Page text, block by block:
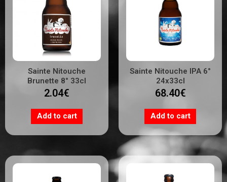
Sainte Nitouche
Brunette 8° 33cl
2.04€
Add to cart
Sainte Nitouche IPA 6°
24x33cl
68.40€
Add to cart